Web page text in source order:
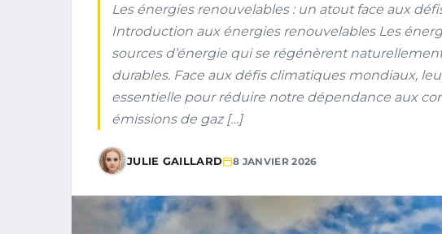
Les énergies renouvelables : un atout face aux
Introduction aux énergies renouvelables Les
sources d’énergie qui se régénèrent
durables. Face aux défis climatiques mondiaux,
essentielle pour réduire notre dépendance aux
émissions de gaz […]
JULIE GAILLARD 8 JANVIER 2026